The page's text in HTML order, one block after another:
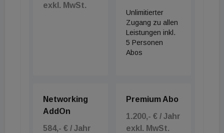
exkl. MwSt.
Unlimitierter
Zugang zu allen
Leistungen inkl.
5 Personen
Abos
Networking
AddOn
584,- € / Jahr
Premium Abo
1.200,- € / Jahr
exkl. MwSt.